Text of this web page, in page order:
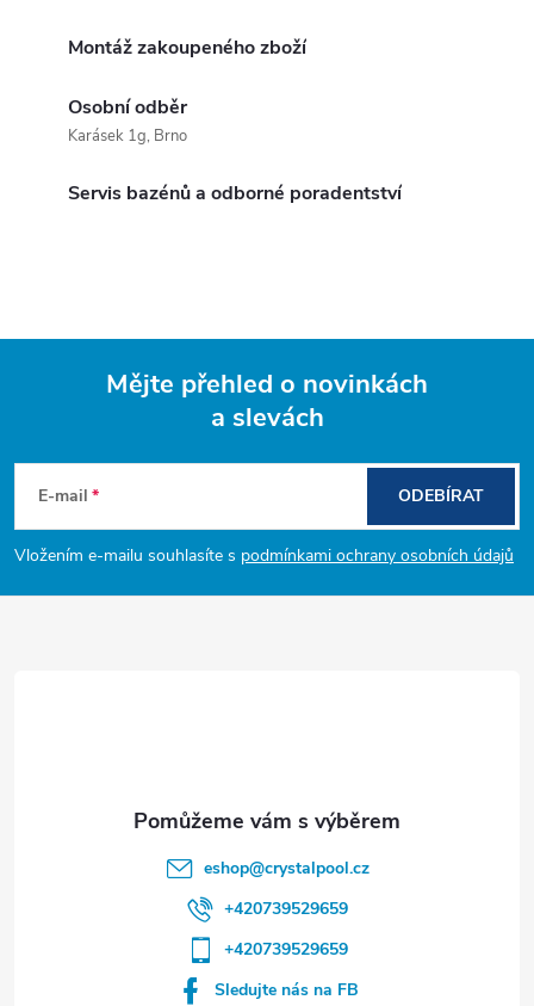
Montáž zakoupeného zboží
Osobní odběr
Karásek 1g, Brno
Servis bazénů a odborné poradentství
p
Mějte přehled o novinkách
a slevách
E-mail
Vložením e-mailu souhlasíte s podmínkami ochrany osobních údajů
ODEBÍRAT
eshop@crystalpool.cz
+420739529659
+420739529659
Sledujte nás na FB